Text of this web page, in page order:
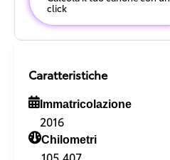
click
Caratteristiche
Immatricolazione
2016
Chilometri